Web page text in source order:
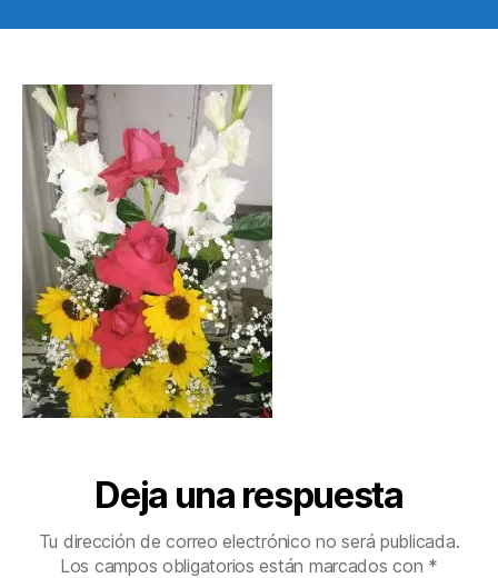
Deja una respuesta
Tu dirección de correo electrónico no será publicada.
Los campos obligatorios están marcados con *